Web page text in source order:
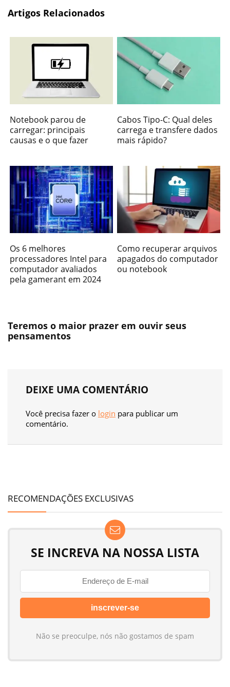
Artigos Relacionados
Notebook parou de
carregar: principais
causas e o que fazer
Cabos Tipo-C: Qual deles
carrega e transfere dados
mais rápido?
Os 6 melhores
processadores Intel para
computador avaliados
pela gamerant em 2024
Como recuperar arquivos
apagados do computador
ou notebook
Teremos o maior prazer em ouvir seus
pensamentos
DEIXE UMA COMENTÁRIO
Você precisa fazer o login para publicar um
comentário.
RECOMENDAÇÕES EXCLUSIVAS
SE INCREVA NA NOSSA LISTA
Não se preoculpe, nós não gostamos de spam